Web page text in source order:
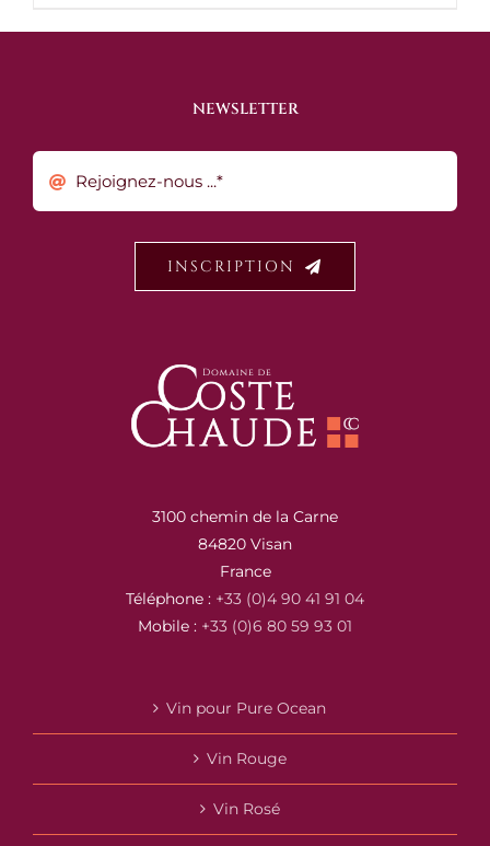
NEWSLETTER
INSCRIPTION
3100 chemin de la Carne
84820 Visan
France
Téléphone : +33 (0)4 90 41 91 04
Mobile : +33 (0)6 80 59 93 01
Vin pour Pure Ocean
Vin Rouge
Vin Rosé